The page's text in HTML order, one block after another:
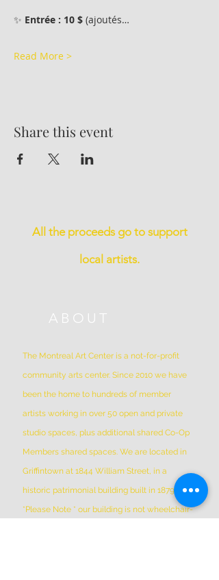
✨ Entrée : 10 $ (ajoutés…
Read More >
Share this event
All the proceeds go to support
local artists.
ABOUT
The Montreal Art Center is a not-for-profit
community arts center. Since 2010 we have
been the home to hundreds of member
artists working in over 50 open and private
studio spaces, plus additional shared Co-Op
Members shared spaces. We are located in
Griffintown at 1844 William Street, in a
historic patrimonial building built in 1879
*Please Note * our building is not wheelchair-